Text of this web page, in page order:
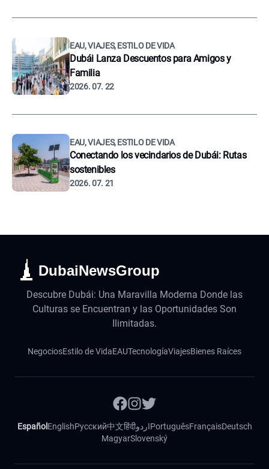
EAU, VIAJES, ESTILO DE VIDA
Dubái Lanza Descuentos para Amigos y
Familia
2026. 07. 22
EAU, VIAJES, ESTILO DE VIDA
Conectando los vecindarios de Dubái: Rutas
sostenibles
2026. 07. 21
DubaiNewsGroup
Descubre Dubái: Una Maravilla Moderna Donde las
Culturas se Encuentran y las Oportunidades Son
Ilimitadas.
NegociosEstilo de VidaEAUTecnologíaViajesBienes Raíces
Español EnglishРусский中文हिंदीاردوPortuguêsFrançaisDeutsch
MagyarSlovenský